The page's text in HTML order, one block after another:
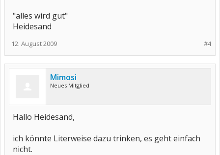
"alles wird gut"
Heidesand
#4
12. August 2009
Mimosi
Neues Mitglied
Hallo Heidesand,
ich könnte Literweise dazu trinken, es geht einfach
nicht.